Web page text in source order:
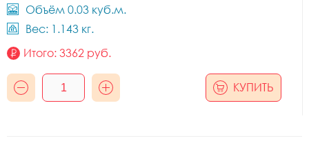
Объём 0.03 куб.м.
Вес: 1.143 кг.
Итого: 3362 руб.
КУПИТЬ